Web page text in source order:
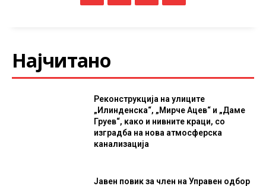
Најчитано
Реконструкција на улиците
„Илинденска“, „Мирче Ацев“ и „Даме
Груев“, како и нивните краци, со
изградба на нова атмосферска
канализација
Јавен повик за член на Управен одбор